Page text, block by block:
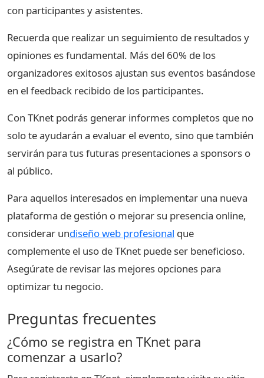
con participantes y asistentes.
Recuerda que realizar un seguimiento de resultados y
opiniones es fundamental. Más del 60% de los
organizadores exitosos ajustan sus eventos basándose
en el feedback recibido de los participantes.
Con TKnet podrás generar informes completos que no
solo te ayudarán a evaluar el evento, sino que también
servirán para tus futuras presentaciones a sponsors o
al público.
Para aquellos interesados en implementar una nueva
plataforma de gestión o mejorar su presencia online,
considerar undiseño web profesional que
complemente el uso de TKnet puede ser beneficioso.
Asegúrate de revisar las mejores opciones para
optimizar tu negocio.
Preguntas frecuentes
¿Cómo se registra en TKnet para
comenzar a usarlo?